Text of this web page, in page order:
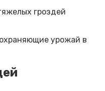
гроздей
урожай в